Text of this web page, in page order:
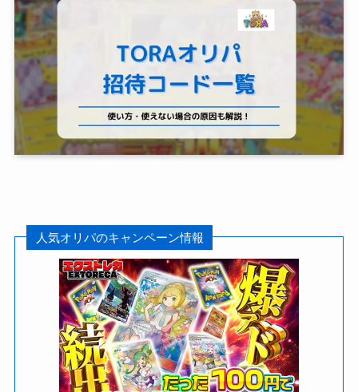
人気オリパのキャンペーン情報